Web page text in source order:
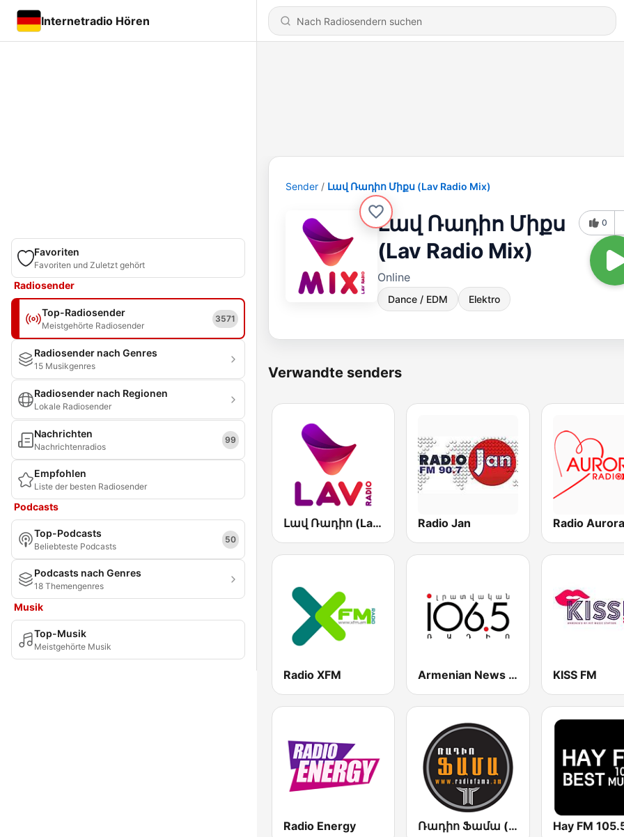
Internetradio Hören
Favoriten
Favoriten und Zuletzt gehört
Radiosender
Top-Radiosender
Meistgehörte Radiosender
3571
Radiosender nach Genres
15 Musikgenres
Radiosender nach Regionen
Lokale Radiosender
Nachrichten
Nachrichtenradios
99
Empfohlen
Liste der besten Radiosender
Podcasts
Top-Podcasts
Beliebteste Podcasts
50
Podcasts nach Genres
18 Themengenres
Musik
Top-Musik
Meistgehörte Musik
Sender Լավ Ռադիո Միքս (Lav Radio Mix)
Լավ Ռադիո Միքս
(Lav Radio Mix)
Online
Dance / EDM Elektro
0
Verwandte senders
Լավ Ռադիո (Lav Radio) Radio Jan Radio Aurora
Radio XFM Armenian News Radio Lratvakan (Radio Impuls) KISS FM
Radio Energy Ռադիո Ֆամա (Radio Fama) Hay FM